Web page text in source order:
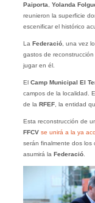
Paiporta
Yolanda
reunieron la superficie
escenificar el histórico
La Federació, una vez
gastos de
jugar en él.
El Camp Municipal El
campos de la localidad.
de la RFEF, la entidad
Esta reconstrucción de
FFCV se unirá a la ya
serán finalmente dos los
asumirá la Federació.